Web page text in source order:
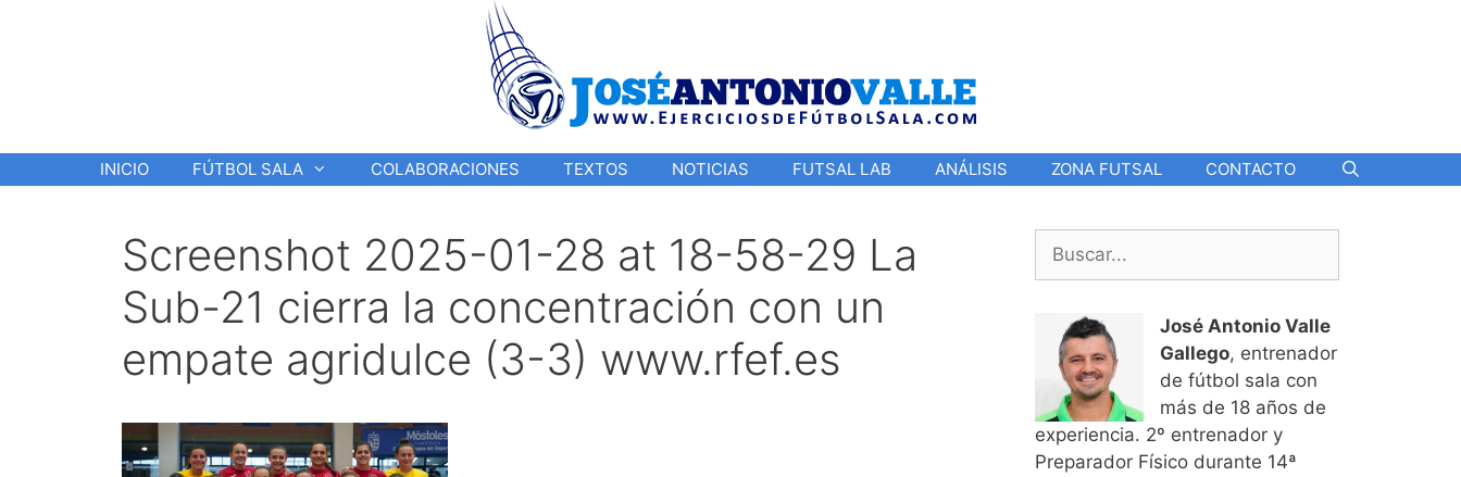
INICIO FÚTBOL SALA COLABORACIONES TEXTOS NOTICIAS FUTSAL LAB ANÁLISIS ZONA FUTSAL CONTACTO
Screenshot 2025-01-28 at 18-58-29 La
Sub-21 cierra la concentración con un
empate agridulce (3-3) www.rfef.es
Buscar:
José Antonio Valle
Gallego, entrenador
de fútbol sala con
más de 18 años de
experiencia. 2º entrenador y
Preparador Físico durante 14ª